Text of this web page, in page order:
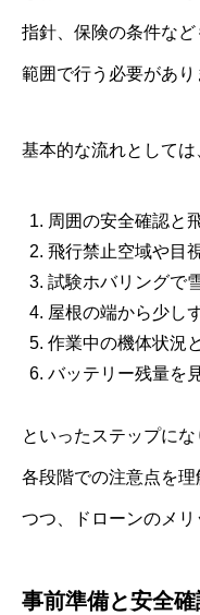
指針、保険の条件な
範囲で行う必要があり
基本的な流れとしては
周囲の安全確認と
飛行禁止空域や目
試験ホバリングで
屋根の端から少し
作業中の機体状況
バッテリー残量を
といったステップにな
各段階での注意点を
つつ、ドローンのメリ
事前準備と安全